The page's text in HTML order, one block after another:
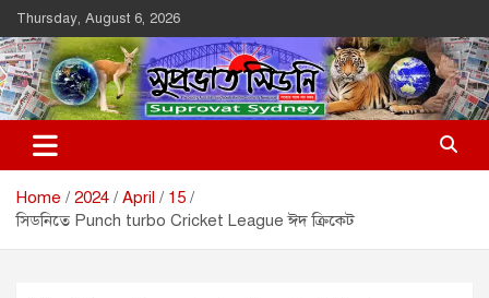
Skip
to
content
Thursday, August 6, 2026
Suprovat Sydney
The Leading Bangladesh Community Newspaper In Australia
Home 2024 April
15
সিডনিতে Punch turbo Cricket League ঈদ ক্রিকেট